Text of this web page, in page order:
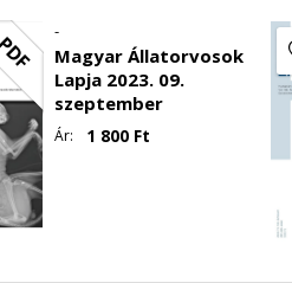
-
Magyar Állatorvosok
Lapja 2023. 09.
szeptember
Ár: 1 800Ft